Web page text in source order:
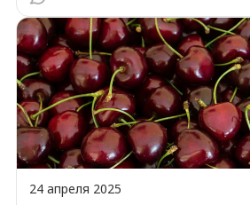
24 апреля 2025